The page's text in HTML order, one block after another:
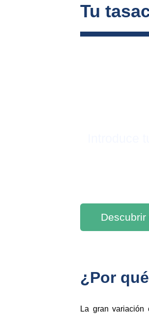
Tu
¿Por
La gran variación